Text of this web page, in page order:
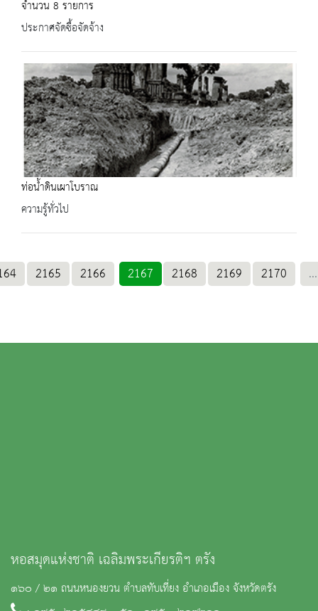
จำนวน 8 รายการ
ประกาศจัดซื้อจัดจ้าง
ท่อน้ำดินเผาโบราณ
ความรู้ทั่วไป
2165 2166 2167 2168 2169 2170 ...
หอสมุดแห่งชาติ เฉลิมพระเกียรติฯ ตรัง
๑๖๐ / ๒๑ ถนนหนองยวน ตำบลทับเที่ยง อำเภอเมือง จังหวัดตรัง